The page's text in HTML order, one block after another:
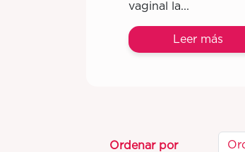
vaginal la...
Leer más
Ordenar por